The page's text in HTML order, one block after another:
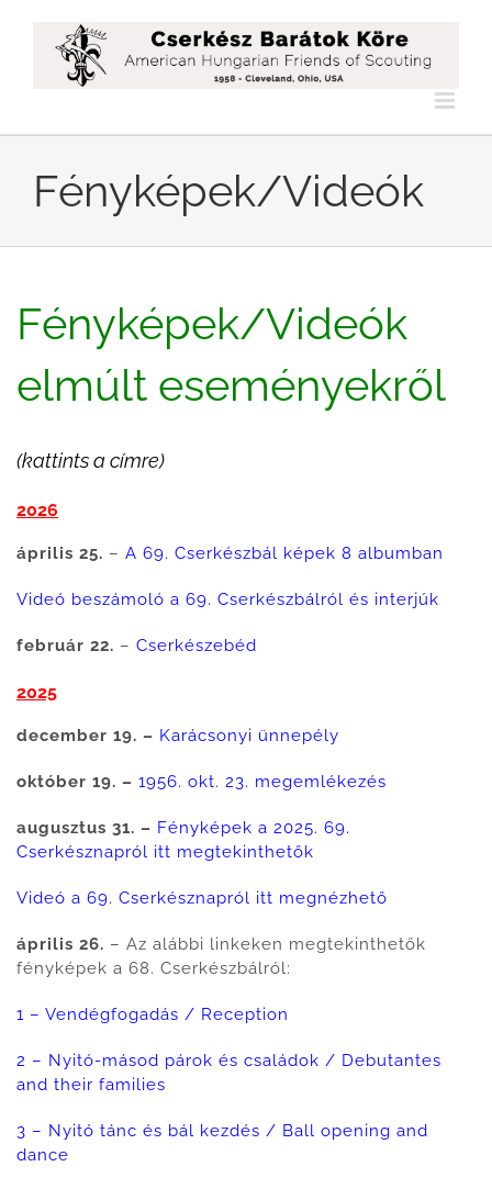
Fényképek/Videók
Fényképek/Videók
elmúlt eseményekről
(kattints a címre)
2026
április 25. – A 69. Cserkészbál képek 8 albumban
Videó beszámoló a 69. Cserkészbálról és interjúk
február 22. – Cserkészebéd
2025
december 19. – Karácsonyi ünnepély
október 19. – 1956. okt. 23. megemlékezés
augusztus 31. – Fényképek a 2025. 69.
Cserkésznapról itt megtekinthetők
Videó a 69. Cserkésznapról itt megnézhető
április 26. – Az alábbi linkeken megtekinthetők
fényképek a 68. Cserkészbálról:
1 – Vendégfogadás / Reception
2 – Nyitó-másod párok és családok / Debutantes
and their families
3 – Nyitó tánc és bál kezdés / Ball opening and
dance